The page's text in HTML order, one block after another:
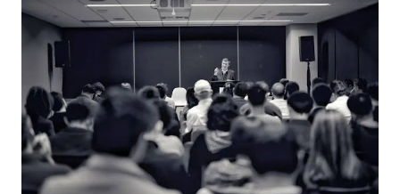
收费正成为特朗普政府移民官员频繁使用的工具，他们已制定了
多项政策提案，旨在阻止经济能力有限的外国人来美。除了H-1B
和学生签证外，美国国务院的官员们也正在权衡，是否要对美国
境外的绿卡申请人收取10万美元的担保金，这笔钱只有在申请人
移居美国并成为公民后方可赎回。 上述知情人士称，这项最新的
收费计划仍在国土安全部内部讨论，尚不清楚白宫是否会批准。
此外，由谁来支付这笔费用也未明确：是国际学生自己，还是他
们未来的雇主。 这笔费用很可能会附加到特朗普政府本月早些时
经济社会发展主要目标任务顺利完成，高质量发展扎实推进，新
质生产力稳步发展，改革开放持续深化，重点领域风险化解有序
* 本报告对省级行政区统称为省，副省级和地市级行政区统称为
市，县区级行政区统称 为县，省市县统称为地区；中央一级预算
单位统称为部门。 — 2 — 有效，民生保障稳固有力，中国式现代
化迈出新的坚实步伐。 ——促进积极财政政策提质增效，推动经
济回升向好。加大 财政支出强度，中央本级一般公共预算支出同
比增长6.5%；发行 1 万亿元超长期特别国债，专项用于“两重”建